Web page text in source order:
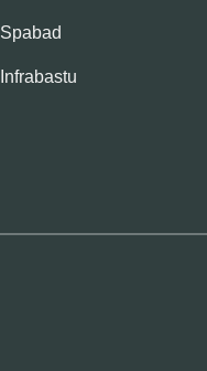
Spabad
Infrabastu